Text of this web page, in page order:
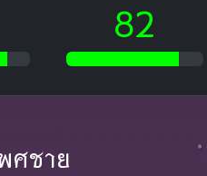
82
ศชาย